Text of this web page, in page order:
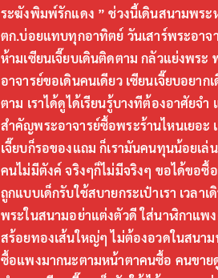
ระฆังพิมพ์รักแดง ” ช่วงนี้เดินสนามพระ
ตก.บ่อยแทบทุกอาทิตย์ วันเสาร์พระอาจ
ห้ามเซียนเจี๊ยบเดินติดตาม กลัวแย่งพระ
อาจารย์ขอเดินคนเดียว เซียนเจี๊ยบอยาก
ตาม เราได้ดูได้เรียนรู้บางทีต้องอาศัยจำ
สำคัญพระอาจารย์ซื้อพระร้านไหนเยอะ
เจี๊ยบก็รอของแถม ก็เรามันคนทุนน้อยเล่
คนไม่มีตังค์ จริงๆก็ไม่มีจริงๆ ขอได้ขอซื้
ถูกแบบเด็กรับใช้สบายกระเป๋าเรา เวลาเ
พระในสนามอย่าแต่งตัวดี ใส่นาฬิกาแพ
สร้อยทองเส้นใหญ่ๆ ไม่ต้องอวดในสนา
ซื้อแพงมากนะตามหน้าตาคนซื้อ คนขาย